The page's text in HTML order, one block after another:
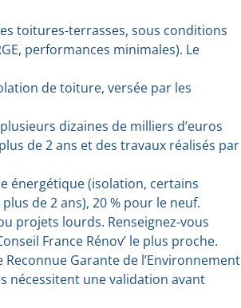
toitures-terrasses, sous conditions
performances minimales). Le
de toiture, versée par les
dizaines de milliers d’euros
de 2 ans et des travaux réalisés par
énergétique (isolation, certains
de 2 ans), 20 % pour le neuf.
projets lourds. Renseignez-vous
France Rénov’ le plus proche.
Garante de l’Environnement
nécessitent une validation avant